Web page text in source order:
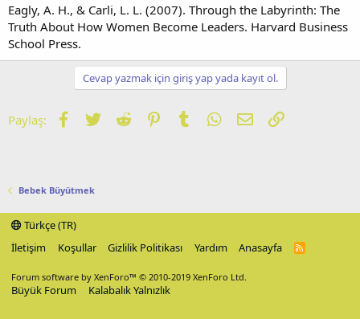
Eagly, A. H., & Carli, L. L. (2007). Through the Labyrinth: The
Truth About How Women Become Leaders. Harvard Business
School Press.
Cevap yazmak için giriş yap yada kayıt ol.
Paylaş: Facebook
TwitterReddit PinterestTumblrWhatsApp
E-postaLink
Bebek Büyütmek
Türkçe (TR)
İletişim
Koşullar Gizlilik Politikası Yardım Anasayfa
R
Forum software by XenForo™ © 2010-2019 XenForo Ltd.
Büyük Forum Kalabalık Yalnızlık